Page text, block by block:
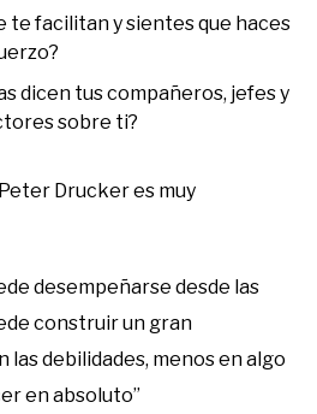
te facilitan y sientes que haces
dicen tus compañeros, jefes y
sobre ti?
Drucker es muy
desempeñarse desde las
construir un gran
las debilidades, menos en algo
en absoluto”